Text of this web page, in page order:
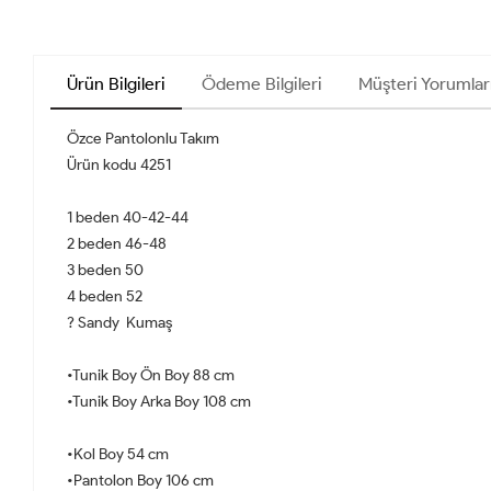
Ürün Bilgileri Ödeme Bilgileri Müşteri
Özce Pantolonlu Takım
Ürün kodu 4251
1 beden 40-42-44
2 beden 46-48
3 beden 50
4 beden 52
? Sandy Kumaş
•Tunik Boy Ön Boy 88 cm
•Tunik Boy Arka Boy 108 cm
•Kol Boy 54 cm
•Pantolon Boy 106 cm